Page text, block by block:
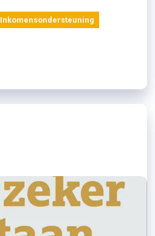
Inkomensondersteuning